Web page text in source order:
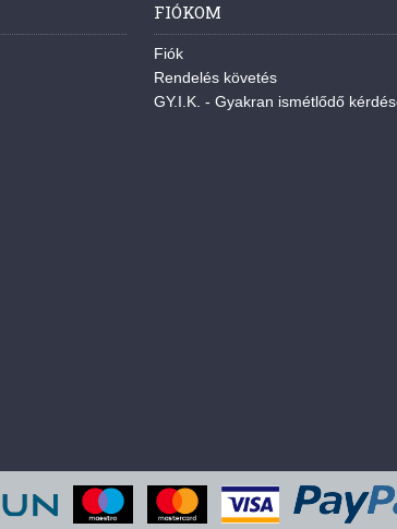
FIÓKOM
Fiók
Rendelés követés
GY.I.K. - Gyakran ismétlődő